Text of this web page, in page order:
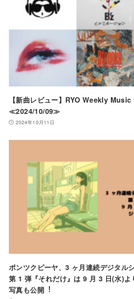
【新曲レビュー】RYO Weekly
≪2024/10/09≫
2024年10月11日
ポンツクピーヤ、3 ヶ⽉連続デジタル
第 1 弾『それだけ』は 9 ⽉ 3 ⽇(⽔)よ
写真も公開︕